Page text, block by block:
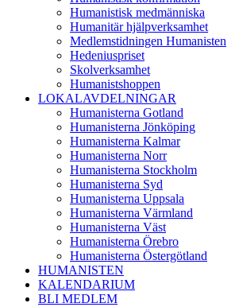
Humanistisk medmänniska
Humanitär hjälpverksamhet
Medlemstidningen Humanisten
Hedeniuspriset
Skolverksamhet
Humanistshoppen
LOKALAVDELNINGAR
Humanisterna Gotland
Humanisterna Jönköping
Humanisterna Kalmar
Humanisterna Norr
Humanisterna Stockholm
Humanisterna Syd
Humanisterna Uppsala
Humanisterna Värmland
Humanisterna Väst
Humanisterna Örebro
Humanisterna Östergötland
HUMANISTEN
KALENDARIUM
BLI MEDLEM